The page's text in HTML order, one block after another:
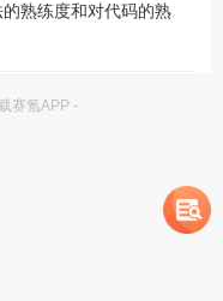
熟练度和对代码的熟
赛氪APP -